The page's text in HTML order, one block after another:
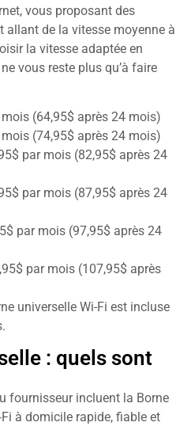
vous proposant des
allant de la vitesse moyenne à
la vitesse adaptée en
vous reste plus qu’à faire
(64,95$ après 24 mois)
(74,95$ après 24 mois)
par mois (82,95$ après 24
par mois (87,95$ après 24
par mois (97,95$ après 24
par mois (107,95$ après
universelle Wi-Fi est incluse
: quels sont
fournisseur incluent la Borne
à domicile rapide, fiable et